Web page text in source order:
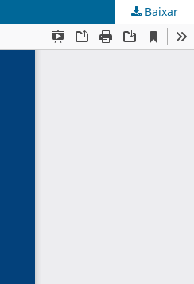
Baixar